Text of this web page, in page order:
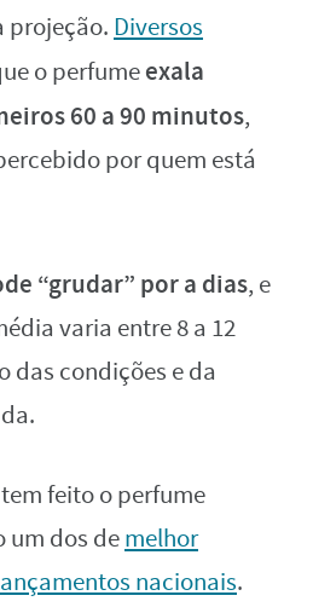
projeção. Diversos
o perfumeexala
60 a 90 minutos,
por quem está
“grudar” por a dias, e
varia entre 8 a 12
das condições e da
feito o perfume
um dos demelhor
nacionais.